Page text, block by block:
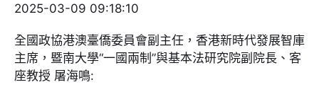
2025-03-09 09:18:10
全國政協港澳臺僑委員會副主任，香港新時代發展智庫
主席，暨南大學“一國兩制”與基本法研究院副院長、客
座教授 屠海鳴: